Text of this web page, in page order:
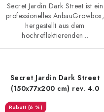
Secret Jardin Dark Street ist ein
professionelles AnbauGrowbox,
hergestellt aus dem
hochreflektierenden...
Secret Jardin Dark Street
(150x77x200 cm) rev. 4.0
(6 %)